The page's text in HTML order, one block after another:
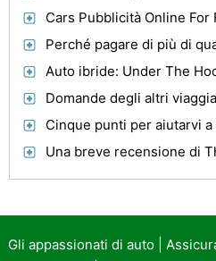
Auto ibride: Under The
Una breve recensione di
Gli appassionati di auto